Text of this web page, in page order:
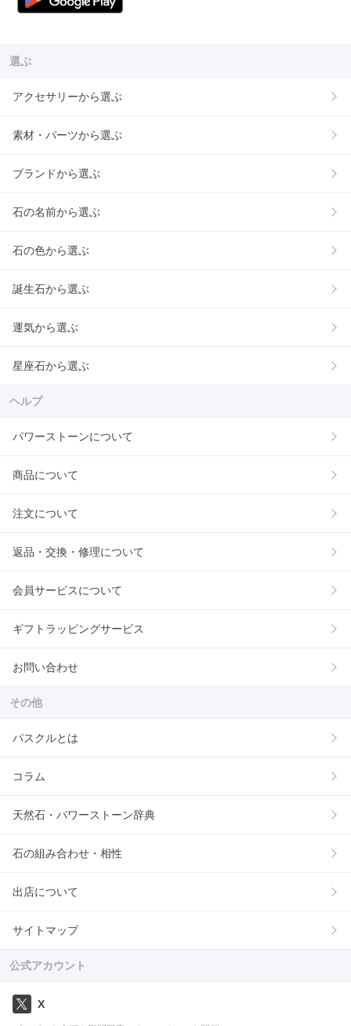
選ぶ
アクセサリーから選ぶ
素材・パーツから選ぶ
ブランドから選ぶ
石の名前から選ぶ
石の色から選ぶ
誕生石から選ぶ
運気から選ぶ
星座石から選ぶ
ヘルプ
パワーストーンについて
商品について
注文について
返品・交換・修理について
会員サービスについて
ギフトラッピングサービス
お問い合わせ
その他
パスクルとは
コラム
天然石・パワーストーン辞典
石の組み合わせ・相性
出店について
サイトマップ
公式アカウント
X